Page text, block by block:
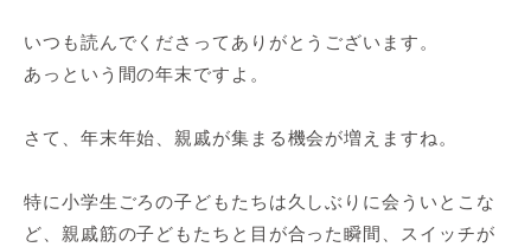
いつも読んでくださってありがとうございます。
あっという間の年末ですよ。
さて、年末年始、親戚が集まる機会が増えますね。
特に小学生ごろの子どもたちは久しぶりに会ういとこな
ど、親戚筋の子どもたちと目が合った瞬間、スイッチが